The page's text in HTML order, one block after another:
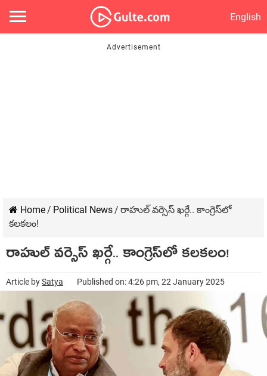
English
Home/ Political News/ రాహుల్ వ‌ర్సెస్ ఖ‌ర్గే.. కాంగ్రెస్‌లో
క‌ల‌క‌లం!
రాహుల్ వ‌ర్సెస్ ఖ‌ర్గే.. కాంగ్రెస్‌లో క‌ల‌క‌లం!
Article bySatya Published on: 4:26 pm, 22 January 2025